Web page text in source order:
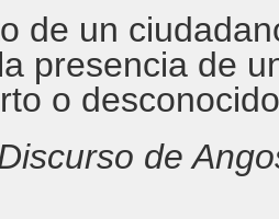
de un
presencia de
o
de